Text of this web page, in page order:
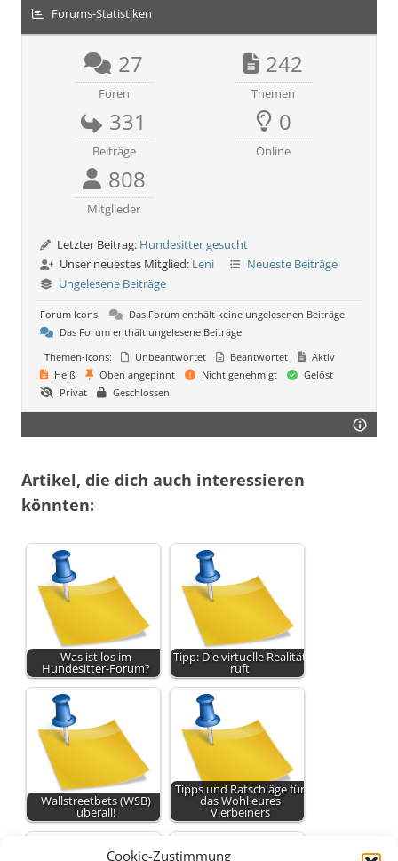
Cookie-Zustimmung
Forums-Statistiken
27
Foren
242
Themen
331
Beiträge
0
Online
808
Mitglieder
Letzter Beitrag: Hundesitter gesucht
Unser neuestes Mitglied: Leni
Neueste Beiträge
Ungelesene Beiträge
Forum Icons:
Das Forum enthält keine ungelesenen Beiträge
Das Forum enthält ungelesene Beiträge
Themen-Icons:
Unbeantwortet Beantwortet
Aktiv
Heiß
Oben angepinnt Nicht genehmigt
Gelöst
Privat
Geschlossen
Artikel, die dich auch interessieren
könnten:
Was ist los im
Hundesitter-Forum?
Tipp: Die virtuelle Realität
ruft
Wallstreetbets (WSB)
überall!
Tipps und Ratschläge für
das Wohl eures
Vierbeiners